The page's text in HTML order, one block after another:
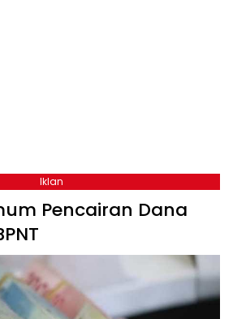
Iklan
Pencairan Dana